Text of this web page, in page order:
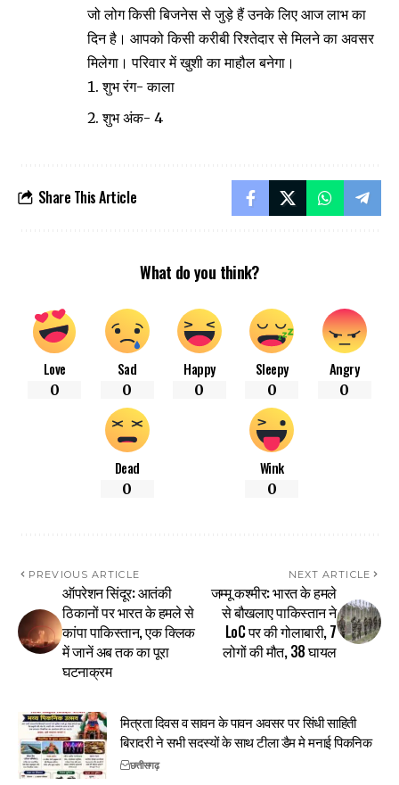
जो लोग किसी बिजनेस से जुड़े हैं उनके लिए आज लाभ का
दिन है। आपको किसी करीबी रिश्तेदार से मिलने का अवसर
मिलेगा। परिवार में खुशी का माहौल बनेगा।
शुभ रंग- काला
शुभ अंक- 4
Share This Article
What do you think?
Love
0
Sad
0
Happy
0
Sleepy
0
Angry
0
Dead
0
Wink
0
PREVIOUS ARTICLE
ऑपरेशन सिंदूर: आतंकी
ठिकानों पर भारत के हमले से
कांपा पाकिस्तान, एक क्लिक
में जानें अब तक का पूरा
घटनाक्रम
NEXT ARTICLE
जम्मू कश्मीर: भारत के हमले
से बौखलाए पाकिस्तान ने
LoC पर की गोलाबारी, 7
लोगों की मौत, 38 घायल
मित्रता दिवस व सावन के पावन अवसर पर सिंधी साहिती
बिरादरी ने सभी सदस्यों के साथ टीला डैम मे मनाई पिकनिक
छत्तीसगढ़